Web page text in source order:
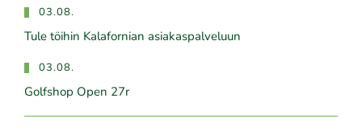
03.08.
Tule töihin Kalafornian asiakaspalveluun
03.08.
Golfshop Open 27r